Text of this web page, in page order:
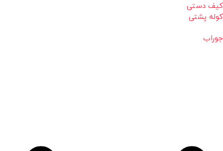
کیف دستی
کوله پشتی
جوراب